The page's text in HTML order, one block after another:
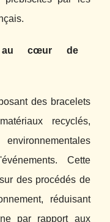
au cœur de
des bracelets
recyclés,
Cette
des procédés de
réduisant
par rapport aux